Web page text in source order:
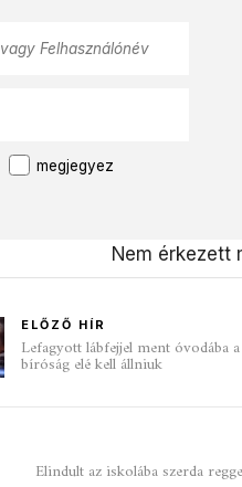
megjegyez
Nem érkezett
ELŐZŐ HÍR
Lefagyott lábfejjel ment óvodába
bíróság elé kell állniuk
Elindult az iskolába szerda